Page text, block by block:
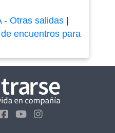
- Otras salidas|
encuentros para